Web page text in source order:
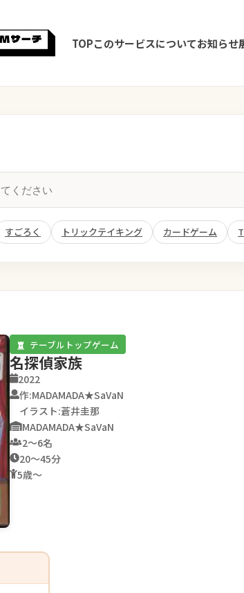
TOPこのサービスについてお知らせ
すごろく トリックテイキング カードゲーム
テーブルトップゲーム
名探偵家族
2022
作:MADAMADA★SaVaN
イラスト:蒼井圭那
MADAMADA★SaVaN
2〜6名
20〜45分
5歳〜